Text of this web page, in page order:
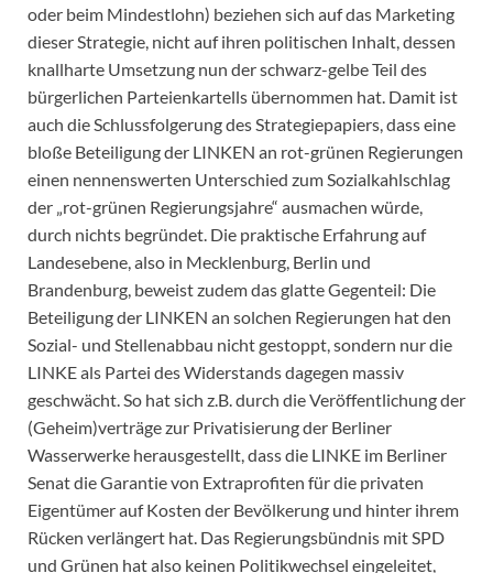
oder beim Mindestlohn) beziehen sich auf das Marketing
dieser Strategie, nicht auf ihren politischen Inhalt, dessen
knallharte Umsetzung nun der schwarz-gelbe Teil des
bürgerlichen Parteienkartells übernommen hat. Damit ist
auch die Schlussfolgerung des Strategiepapiers, dass eine
bloße Beteiligung der LINKEN an rot-grünen Regierungen
einen nennenswerten Unterschied zum Sozialkahlschlag
der „rot-grünen Regierungsjahre“ ausmachen würde,
durch nichts begründet. Die praktische Erfahrung auf
Landesebene, also in Mecklenburg, Berlin und
Brandenburg, beweist zudem das glatte Gegenteil: Die
Beteiligung der LINKEN an solchen Regierungen hat den
Sozial- und Stellenabbau nicht gestoppt, sondern nur die
LINKE als Partei des Widerstands dagegen massiv
geschwächt. So hat sich z.B. durch die Veröffentlichung der
(Geheim)verträge zur Privatisierung der Berliner
Wasserwerke herausgestellt, dass die LINKE im Berliner
Senat die Garantie von Extraprofiten für die privaten
Eigentümer auf Kosten der Bevölkerung und hinter ihrem
Rücken verlängert hat. Das Regierungsbündnis mit SPD
und Grünen hat also keinen Politikwechsel eingeleitet,